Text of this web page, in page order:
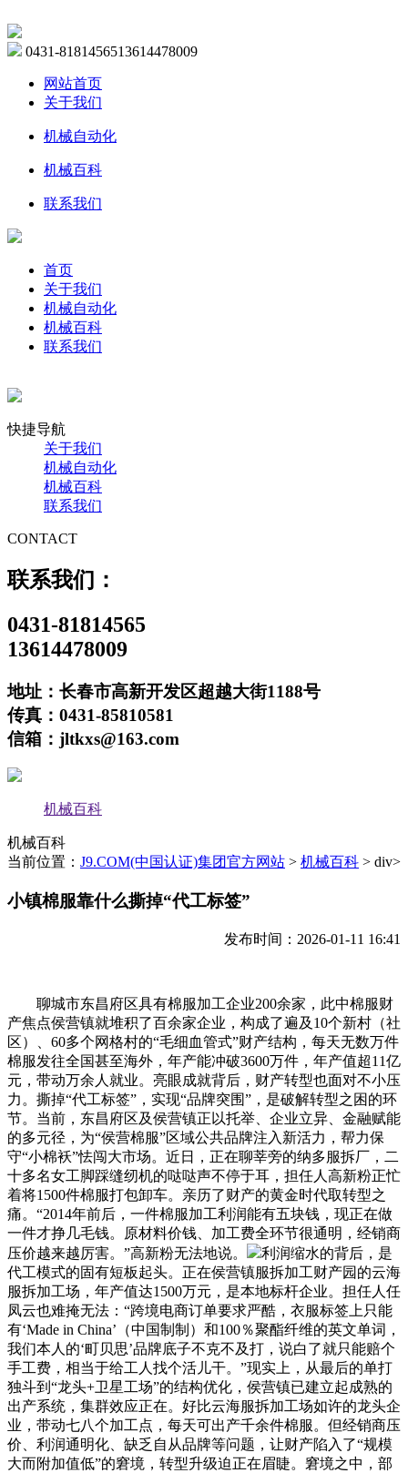
0431-8181456513614478009
网站首页
关于我们
机械自动化
机械百科
联系我们
首页
关于我们
机械自动化
机械百科
联系我们
快捷导航
关于我们
机械自动化
机械百科
联系我们
CONTACT
联系我们：
0431-81814565
13614478009
地址：长春市高新开发区超越大街1188号
传真：0431-85810581
信箱：jltkxs@163.com
机械百科
机械百科
当前位置： J9.COM(中国认证)集团官方网站 > 机械百科 > div>
小镇棉服靠什么撕掉“代工标签”
发布时间：2026-01-11 16:41
聊城市东昌府区具有棉服加工企业200余家，此中棉服财
产焦点侯营镇就堆积了百余家企业，构成了遍及10个新村（社
区）、60多个网格村的“毛细血管式”财产结构，每天无数万件
棉服发往全国甚至海外，年产能冲破3600万件，年产值超11亿
元，带动万余人就业。亮眼成就背后，财产转型也面对不小压
力。撕掉“代工标签”，实现“品牌突围”，是破解转型之困的环
节。当前，东昌府区及侯营镇正以托举、企业立异、金融赋能
的多元径，为“侯营棉服”区域公共品牌注入新活力，帮力保
守“小棉袄”怯闯大市场。近日，正在聊莘旁的纳多服拆厂，二
十多名女工脚踩缝纫机的哒哒声不停于耳，担任人高新粉正忙
着将1500件棉服打包卸车。亲历了财产的黄金时代取转型之
痛。“2014年前后，一件棉服加工利润能有五块钱，现正在做
一件才挣几毛钱。原材料价钱、加工费全环节很通明，经销商
压价越来越厉害。”高新粉无法地说。
利润缩水的背后，是
代工模式的固有短板起头。正在侯营镇服拆加工财产园的云海
服拆加工场，年产值达1500万元，是本地标杆企业。担任人任
凤云也难掩无法：“跨境电商订单要求严酷，衣服标签上只能
有‘Made in China’（中国制制）和100％聚酯纤维的英文单词，
我们本人的‘町贝思’品牌底子不克不及打，说白了就只能赔个
手工费，相当于给工人找个活儿干。”现实上，从最后的单打
独斗到“龙头+卫星工场”的结构优化，侯营镇已建立起成熟的
出产系统，集群效应正在。好比云海服拆加工场如许的龙头企
业，带动七八个加工点，每天可出产千余件棉服。但经销商压
价、利润通明化、缺乏自从品牌等问题，让财产陷入了“规模
大而附加值低”的窘境，转型升级迫正在眉睫。窘境之中，部